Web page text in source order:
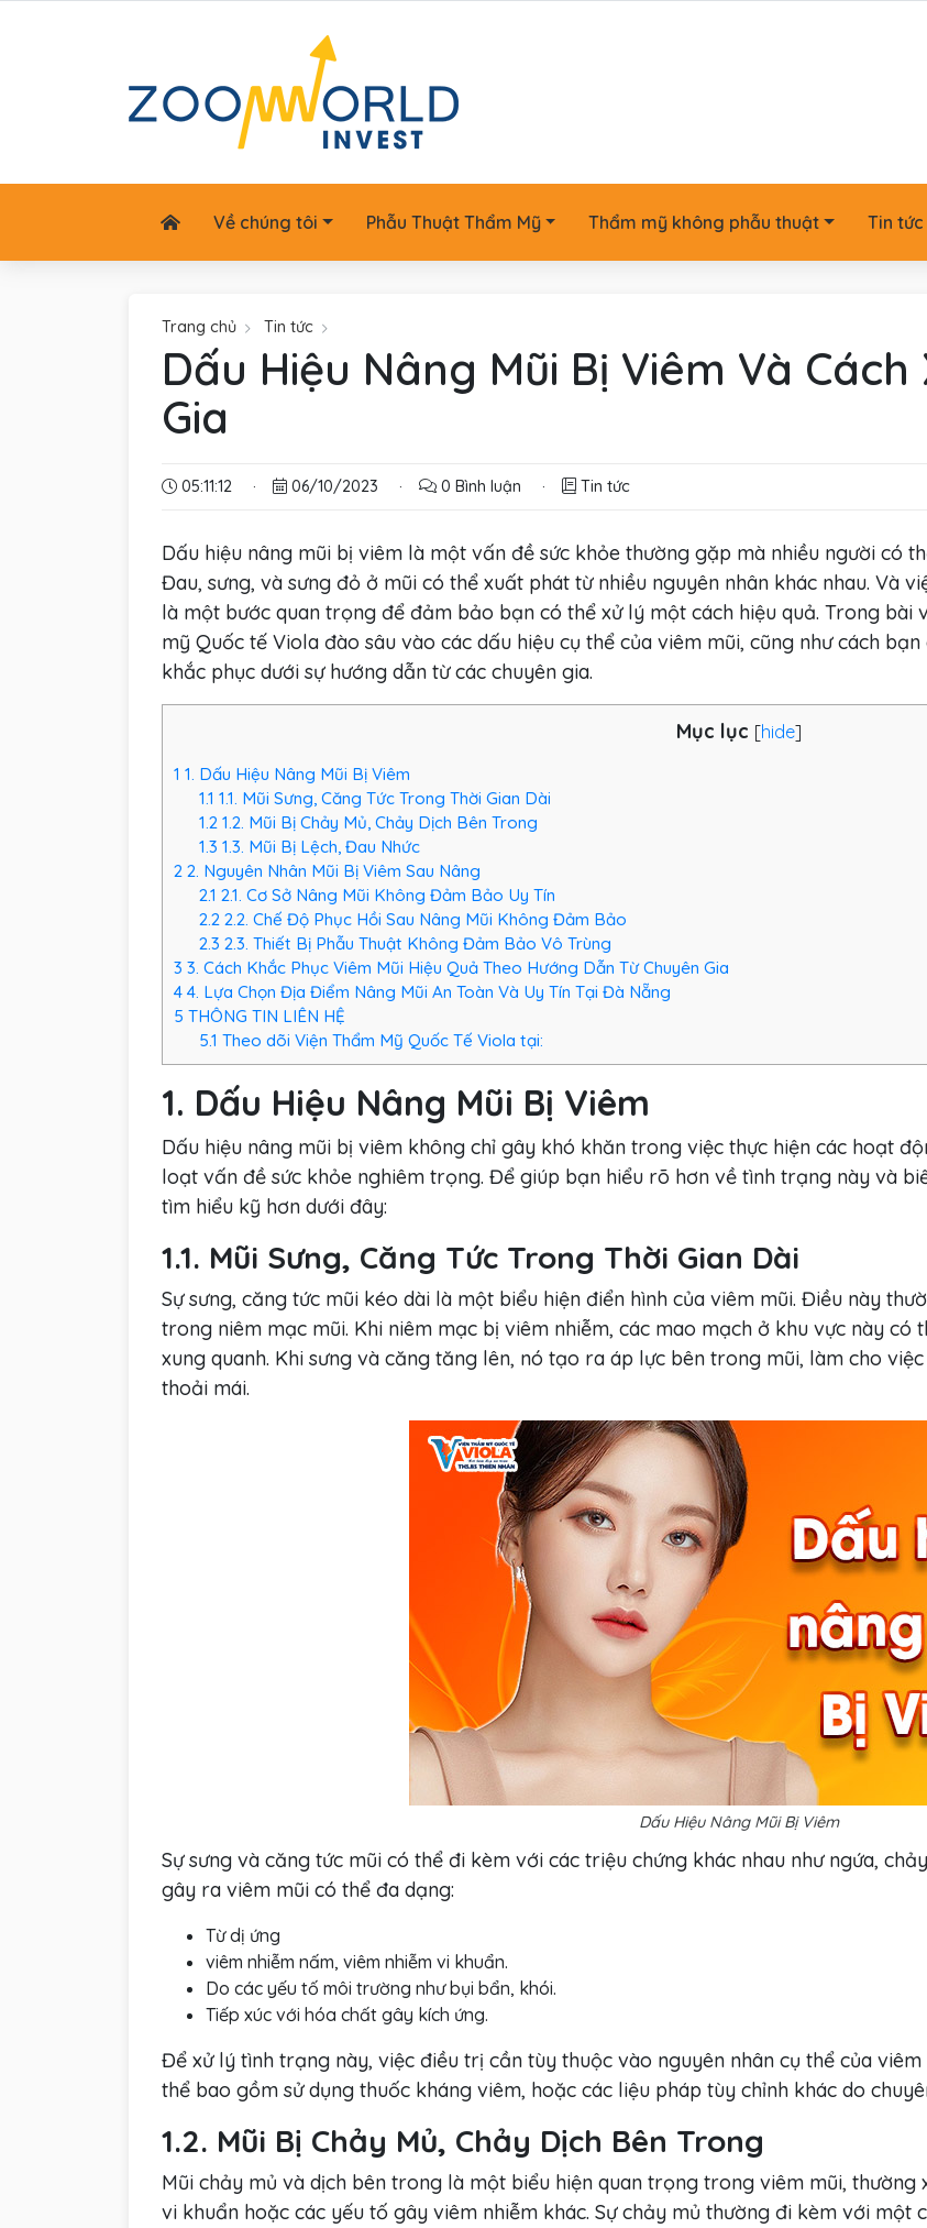
Về chúng tôi Phẫu Thuật Thẩm Mỹ Thẩm mỹ không phẫu thuật Tin tức
Trang chủ Tin tức
Dấu Hiệu Nâng Mũi Bị Viêm Và
Gia
05:11:12 · 06/10/2023 · 0 Bình luận · Tin tức
Dấu hiệu nâng mũi bị viêm là một vấn đề sức khỏe thường gặp mà nhiều người có
Đau, sưng, và sưng đỏ ở mũi có thể xuất phát từ nhiều nguyên nhân khác nhau. Và
là một bước quan trọng để đảm bảo bạn có thể xử lý một cách hiệu quả. Trong bài
mỹ Quốc tế Viola đào sâu vào các dấu hiệu cụ thể của viêm mũi, cũng như cách
khắc phục dưới sự hướng dẫn từ các chuyên gia.
Mục lục [hide]
1 1. Dấu Hiệu Nâng Mũi Bị Viêm
1.1 1.1. Mũi Sưng, Căng Tức Trong Thời Gian Dài
1.21.2. Mũi Bị Chảy Mủ, Chảy Dịch Bên Trong
1.3 1.3. Mũi Bị Lệch, Đau Nhức
2 2. Nguyên Nhân Mũi Bị Viêm Sau Nâng
2.1 2.1. Cơ Sở Nâng Mũi Không Đảm Bảo Uy Tín
2.22.2. Chế Độ Phục Hồi Sau Nâng Mũi Không Đảm Bảo
2.3 2.3. Thiết Bị Phẫu Thuật Không Đảm Bảo Vô Trùng
3 3. Cách Khắc Phục Viêm Mũi Hiệu Quả Theo Hướng Dẫn Từ Chuyên Gia
4 4. Lựa Chọn Địa Điểm Nâng Mũi An Toàn Và Uy Tín Tại Đà Nẵng
5 THÔNG TIN LIÊN HỆ
5.1 Theo dõi Viện Thẩm Mỹ Quốc Tế Viola tại:
1. Dấu Hiệu Nâng Mũi Bị Viêm
Dấu hiệu nâng mũi bị viêm không chỉ gây khó khăn trong việc thực hiện các hoạt
loạt vấn đề sức khỏe nghiêm trọng. Để giúp bạn hiểu rõ hơn về tình trạng này và
tìm hiểu kỹ hơn dưới đây:
1.1. Mũi Sưng, Căng Tức Trong Thời Gian Dài
Sự sưng, căng tức mũi kéo dài là một biểu hiện điển hình của viêm mũi. Điều này
trong niêm mạc mũi. Khi niêm mạc bị viêm nhiễm, các mao mạch ở khu vực này có
xung quanh. Khi sưng và căng tăng lên, nó tạo ra áp lực bên trong mũi, làm cho
thoải mái.
Dấu Hiệu Nâng Mũi Bị Viêm
Sự sưng và căng tức mũi có thể đi kèm với các triệu chứng khác nhau như ngứa,
gây ra viêm mũi có thể đa dạng:
Từ dị ứng
viêm nhiễm nấm, viêm nhiễm vi khuẩn.
Do các yếu tố môi trường như bụi bẩn, khói.
Tiếp xúc với hóa chất gây kích ứng.
Để xử lý tình trạng này, việc điều trị cần tùy thuộc vào nguyên nhân cụ thể của
thể bao gồm sử dụng thuốc kháng viêm, hoặc các liệu pháp tùy chỉnh khác do
1.2. Mũi Bị Chảy Mủ, Chảy Dịch Bên Trong
Mũi chảy mủ và dịch bên trong là một biểu hiện quan trọng trong viêm mũi,
vi khuẩn hoặc các yếu tố gây viêm nhiễm khác. Sự chảy mủ thường đi kèm với